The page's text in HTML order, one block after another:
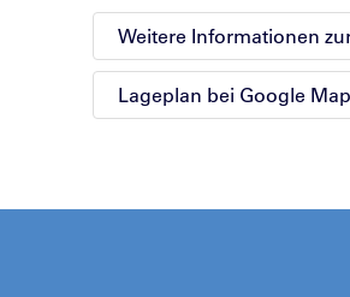
Weitere Informationen
Lageplan bei Google